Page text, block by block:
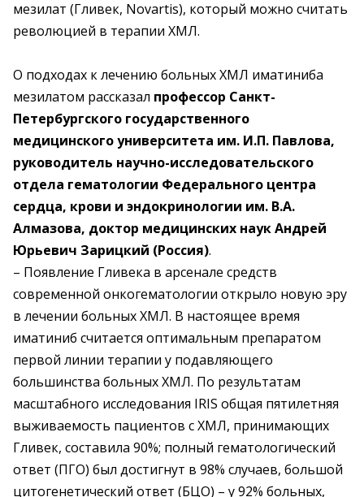
мезилат (Гливек, Novartis), который можно считать
революцией в терапии ХМЛ.
О подходах к лечению больных ХМЛ иматиниба
мезилатом рассказал профессор Санкт-
Петербургского государственного
медицинского университета им. И.П. Павлова,
руководитель научно-исследовательского
отдела гематологии Федерального центра
сердца, крови и эндокринологии им. В.А.
Алмазова, доктор медицинских наук Андрей
Юрьевич Зарицкий (Россия).
– Появление Гливека в арсенале средств
современной онкогематологии открыло новую эру
в лечении больных ХМЛ. В настоящее время
иматиниб считается оптимальным препаратом
первой линии терапии у подавляющего
большинства больных ХМЛ. По результатам
масштабного исследования IRIS общая пятилетняя
выживаемость пациентов с ХМЛ, принимающих
Гливек, составила 90%; полный гематологический
ответ (ПГО) был достигнут в 98% случаев, большой
цитогенетический ответ (БЦО) – у 92% больных,